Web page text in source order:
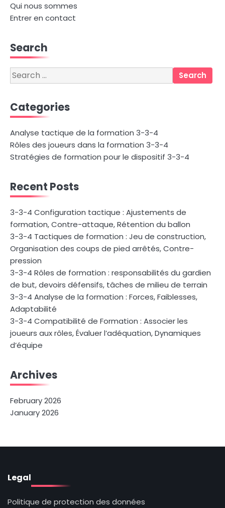
Qui nous sommes
Entrer en contact
Search
Search
for:
Categories
Analyse tactique de la formation 3-3-4
Rôles des joueurs dans la formation 3-3-4
Stratégies de formation pour le dispositif 3-3-4
Recent Posts
3-3-4 Configuration tactique : Ajustements de
formation, Contre-attaque, Rétention du ballon
3-3-4 Tactiques de formation : Jeu de construction,
Organisation des coups de pied arrêtés, Contre-
pression
3-3-4 Rôles de formation : responsabilités du gardien
de but, devoirs défensifs, tâches de milieu de terrain
3-3-4 Analyse de la formation : Forces, Faiblesses,
Adaptabilité
3-3-4 Compatibilité de Formation : Associer les
joueurs aux rôles, Évaluer l’adéquation, Dynamiques
d’équipe
Archives
February 2026
January 2026
Legal
Politique de protection des données